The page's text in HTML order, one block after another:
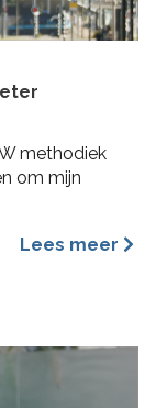
methodiek
om mijn
Lees meer